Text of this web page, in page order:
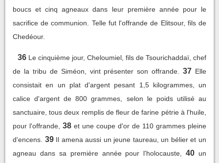
boucs et cinq agneaux dans leur première année pour le
sacrifice de communion. Telle fut l'offrande de Elitsour, fils de
Chedéour.
36 Le cinquième jour, Cheloumiel, fils de Tsourichaddaï, chef
de la tribu de Siméon, vint présenter son offrande.
37 Elle
consistait en un plat d'argent pesant 1,5 kilogrammes, un
calice d'argent de 800 grammes, selon le poids utilisé au
sanctuaire, tous deux remplis de fleur de farine pétrie à l'huile,
pour l'offrande, 38 et une coupe d'or de 110 grammes pleine
d'encens. 39 Il amena aussi un jeune taureau, un bélier et un
agneau dans sa première année pour l'holocauste,
40 un